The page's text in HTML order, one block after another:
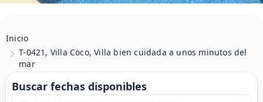
Inicio
T-0421, Villa Coco, Villa bien cuidada a unos minutos del
mar
Buscar fechas disponibles